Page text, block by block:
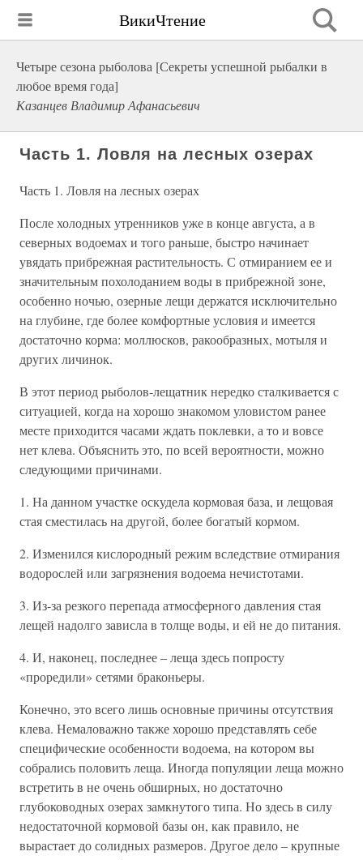
ВикиЧтение
Четыре сезона рыболова [Секреты успешной рыбалки в
любое время года]
Казанцев Владимир Афанасьевич
Часть 1. Ловля на лесных озерах
Часть 1. Ловля на лесных озерах
После холодных утренников уже в конце августа, а в
северных водоемах и того раньше, быстро начинает
увядать прибрежная растительность. С отмиранием ее и
значительным похолоданием воды в прибрежной зоне,
особенно ночью, озерные лещи держатся исключительно
на глубине, где более комфортные условия и имеется
достаточно корма: моллюсков, ракообразных, мотыля и
других личинок.
В этот период рыболов-лещатник нередко сталкивается с
ситуацией, когда на хорошо знакомом уловистом ранее
месте приходится часами ждать поклевки, а то и вовсе
нет клева. Объяснить это, по всей вероятности, можно
следующими причинами.
1. На данном участке оскудела кормовая база, и лещовая
стая сместилась на другой, более богатый кормом.
2. Изменился кислородный режим вследствие отмирания
водорослей или загрязнения водоема нечистотами.
3. Из-за резкого перепада атмосферного давления стая
лещей надолго зависла в толще воды, и ей не до питания.
4. И, наконец, последнее – леща здесь попросту
«проредили» сетями браконьеры.
Конечно, это всего лишь основные причины отсутствия
клева. Немаловажно также хорошо представлять себе
специфические особенности водоема, на котором вы
собрались половить леща. Иногда популяции леща можно
встретить в не очень обширных, но достаточно
глубоководных озерах замкнутого типа. Но здесь в силу
недостаточной кормовой базы он, как правило, не
вырастает до солидных размеров. Другое дело – крупные